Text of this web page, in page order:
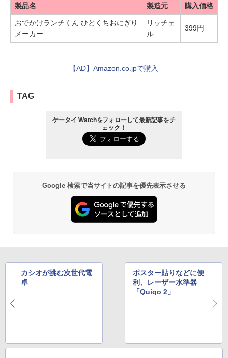
製品名 製造元 購入価格
おでかけランチくん ひとくちおにぎり
メーカー
リッチェ
ル
399円
【AD】Amazon.co.jpで購入
TAG
ケータイ Watchをフォローして最新記事をチ
ェック！
Google 検索で当サイトの記事を優先表示させる
カシオが挑む次世代電
卓
ポスター貼りなどに便
利、レーザー水準器
「Quigo 2」